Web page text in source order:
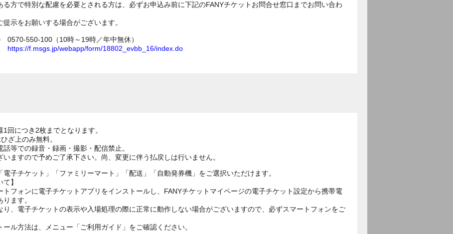
る方で特別な配慮を必要とされる方は、必ずお申込み前に下記のFANYチケットお問合せ窓口までお問い合わ
示をお願いする場合がございます。
0570-550-100（10時～19時／年中無休）
https://f.msgs.jp/webapp/form/18802_evbb_16/index.do
回につき2枚までとなります。
ざ上のみ無料。
等での録音・録画・撮影・配信禁止。
ますので予めご了承下さい。尚、変更に伴う払戻しは行いません。
子チケット」「ファミリーマート」「配送」「自動発券機」をご選択いただけます。
】
トフォンに電子チケットアプリをインストールし、FANYチケットマイページの電子チケット設定から携帯電
ます。
り、電子チケットの表示や入場処理の際に正常に動作しない場合がございますので、必ずスマートフォンをご
ル方法は、メニュー「ご利用ガイド」をご確認ください。